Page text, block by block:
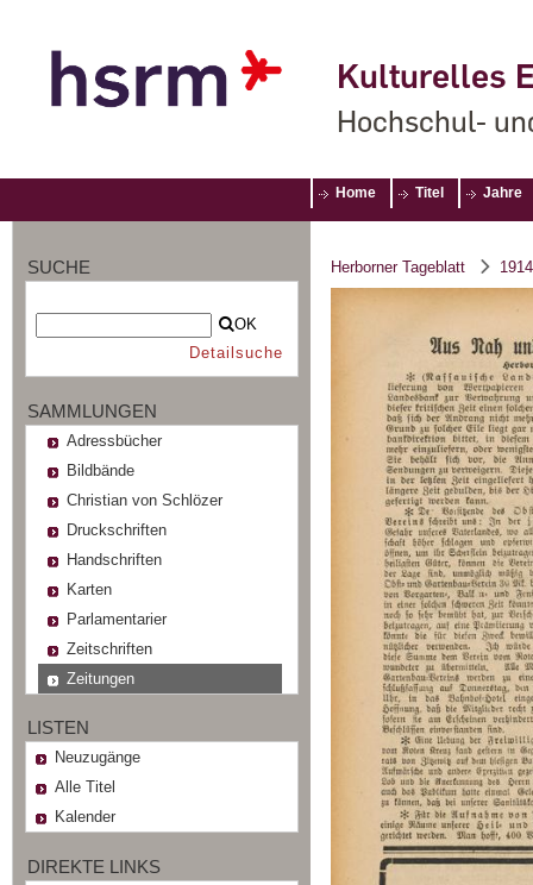
Kulturelles
Hochschul-
Home Titel Jahre
SUCHE
OK
Detailsuche
SAMMLUNGEN
Adressbücher
Bildbände
Christian von Schlözer
Druckschriften
Handschriften
Karten
Parlamentarier
Zeitschriften
Zeitungen
LISTEN
Neuzugänge
Alle Titel
Kalender
DIREKTE LINKS
Herborner Tageblatt 1914